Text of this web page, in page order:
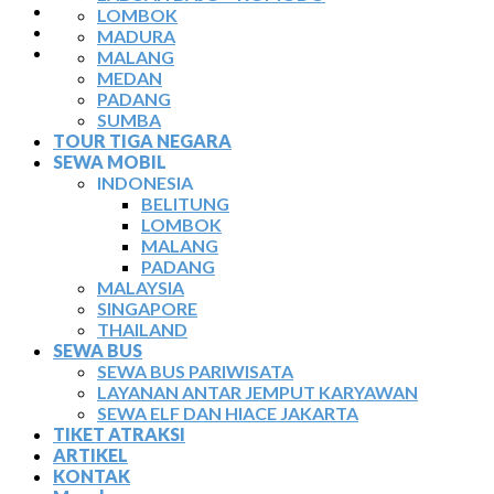
TIKET ATRAKSI
ARTIKEL
KONTAK
LOMBOK
MADURA
MALANG
MEDAN
PADANG
SUMBA
TOUR TIGA NEGARA
SEWA MOBIL
INDONESIA
BELITUNG
LOMBOK
MALANG
PADANG
MALAYSIA
SINGAPORE
THAILAND
SEWA BUS
SEWA BUS PARIWISATA
LAYANAN ANTAR JEMPUT KARYAWAN
SEWA ELF DAN HIACE JAKARTA
TIKET ATRAKSI
ARTIKEL
KONTAK